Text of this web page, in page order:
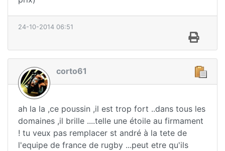
24-10-2014 06:51
corto61
ah la la ,ce poussin ,il est trop fort ..dans tous les
domaines ,il brille ....telle une étoile au firmament
! tu veux pas remplacer st andré à la tete de
l'equipe de france de rugby ...peut etre qu'ils